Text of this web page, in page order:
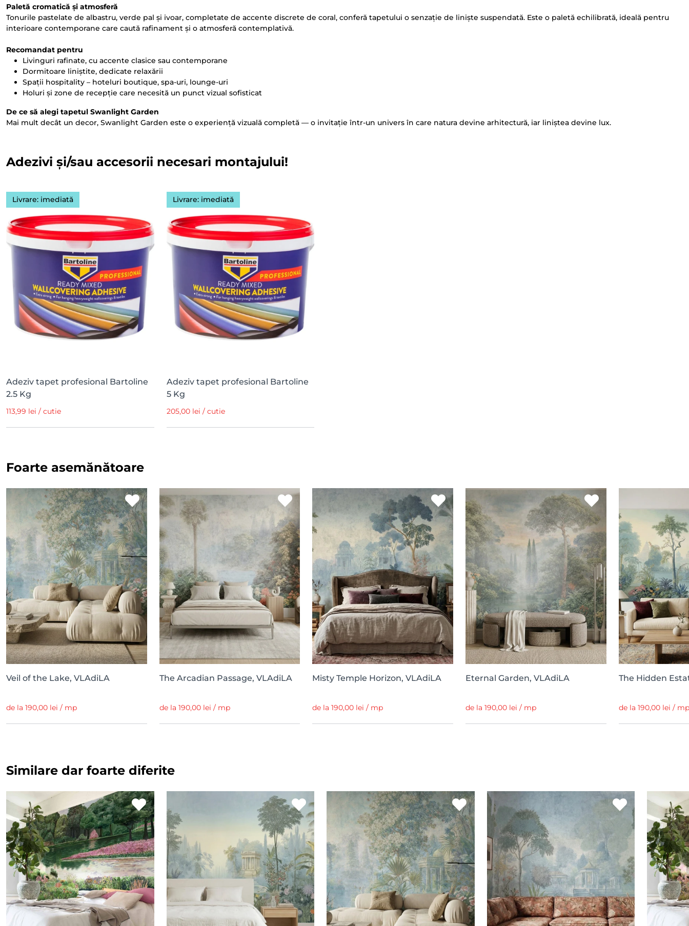
Paletă cromatică și atmosferă
Tonurile pastelate de albastru, verde pal și ivoar, completate de accente discrete de coral, conferă tapetului o senzație de liniște suspendată. Este o paletă echilibrată, ideală pentru
interioare contemporane care caută rafinament și o atmosferă contemplativă.
Recomandat pentru
Livinguri rafinate, cu accente clasice sau contemporane
Dormitoare liniștite, dedicate relaxării
Spații hospitality – hoteluri boutique, spa-uri, lounge-uri
Holuri și zone de recepție care necesită un punct vizual sofisticat
De ce să alegi tapetul Swanlight Garden
Mai mult decât un decor, Swanlight Garden este o experiență vizuală completă — o invitație într-un univers în care natura devine arhitectură, iar liniștea devine lux.
Adezivi și/sau accesorii necesari montajului!
Livrare: imediată
Adeziv tapet profesional Bartoline
2.5 Kg
113,99 lei / cutie
Livrare: imediată
Adeziv tapet profesional Bartoline
5 Kg
205,00 lei / cutie
Foarte asemănătoare
Veil of the Lake, VLAdiLA
de la 190,00 lei / mp
The Arcadian Passage, VLAdiLA
de la 190,00 lei / mp
Misty Temple Horizon, VLAdiLA
de la 190,00 lei / mp
Eternal Garden, VLAdiLA
de la 190,00 lei / mp
The Hidden
de la 190,00 lei / mp
Similare dar foarte diferite